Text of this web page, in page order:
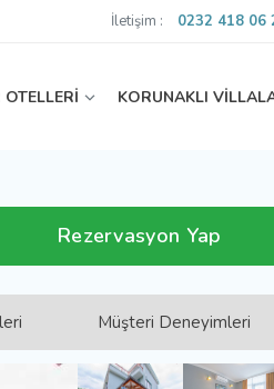
İletişim : 0232 418 06
OTELLERİ KORUNAKLI
Rezervasyon Yap
Müşteri Deneyimleri